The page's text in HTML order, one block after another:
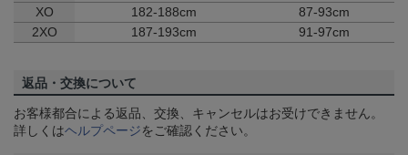
XO
182-188cm
87-93cm
2XO
187-193cm 91-97cm
返品・交換について
お客様都合による返品、交換、キャンセルはお受けできません。
詳しくはヘルプページをご確認ください。